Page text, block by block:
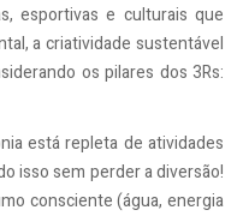
esportivas e culturais que
a criatividade sustentável
os pilares dos 3Rs:
está repleta de atividades
isso sem perder a diversão!
consciente (água, energia